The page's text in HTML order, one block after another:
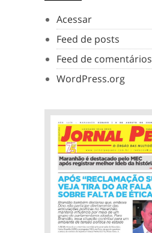
Acessar
Feed de posts
Feed de comentários
WordPress.org